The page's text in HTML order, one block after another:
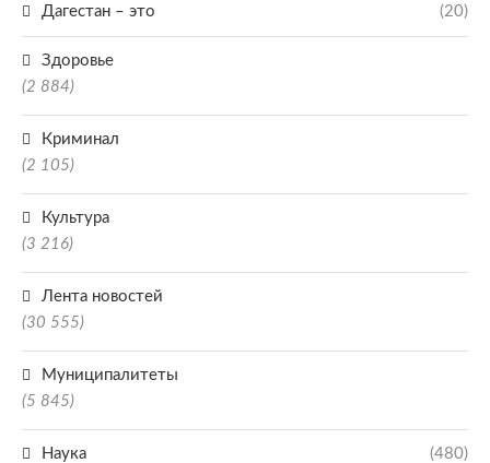
Дагестан – это (20)
Здоровье
(2 884)
Криминал
(2 105)
Культура
(3 216)
Лента новостей
(30 555)
Муниципалитеты
(5 845)
Наука (480)